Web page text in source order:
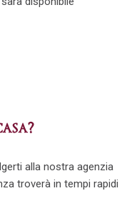
alla nostra agenzia
troverà in tempi rapidi